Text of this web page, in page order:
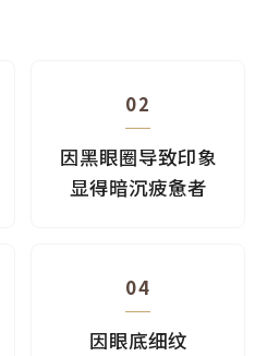
02
因黑眼圈导致印象
显得暗沉疲惫者
04
因眼底细纹